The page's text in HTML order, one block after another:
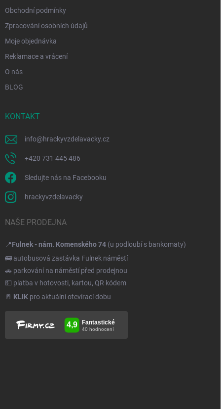
Obchodní podmínky
Zpracování osobních údajů
Moje objednávka
Reklamace a vrácení
O nás
BLOG
KONTAKT
info@hrackyvzdelavacky.cz
+420 731 445 486
Sledujte nás na Facebooku
hrackyvzdelavacky
NAŠE PRODEJNA
📍Fulnek - nám. Komenského 74 (u podloubí s bankomaty)
🚌 autobusová zastávka Fulnek náměstí
🚗 parkování na náměstí před prodejnou
💵 platba v hotovosti, kartou, QR kódem
🚪 KLIK pro aktuální otevírací dobu